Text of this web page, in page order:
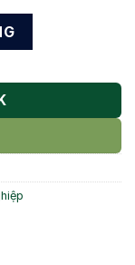
ST-06RO tại